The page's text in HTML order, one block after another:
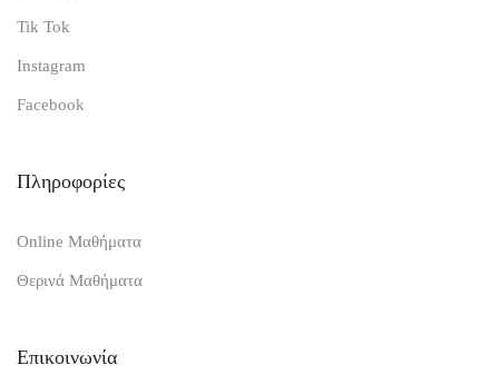
Tik Tok
Instagram
Facebook
Πληροφορίες
Online Μαθήματα
Θερινά Μαθήματα
Επικοινωνία